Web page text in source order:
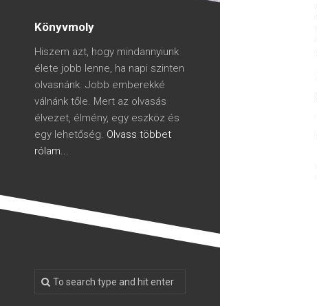
Könyvmoly
Hiszem azt, hogy mindannyiunk
élete jobb lenne, ha napi szinten
olvasnánk. Jobb emberekké
válnánk tőle. Mert az olvasás
élvezet, élmény, egy eszköz és
egy lehetőség. Olvass többet
rólam...